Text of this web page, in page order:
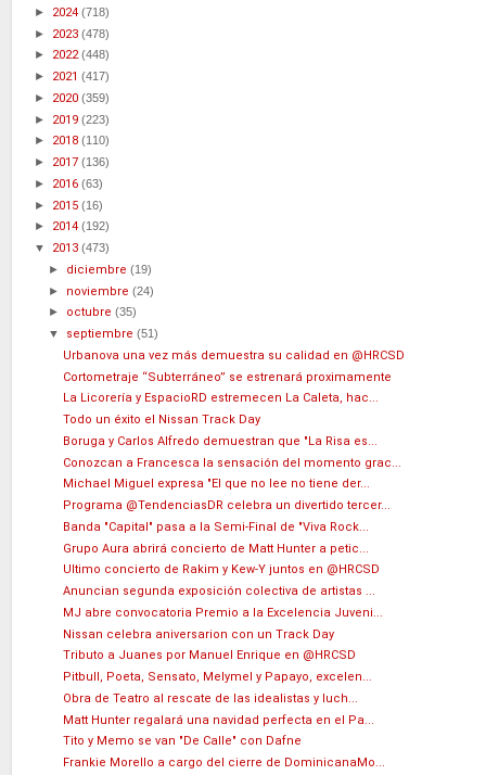
► 2024 (718)
► 2023 (478)
► 2022(448)
► 2021 (417)
► 2020 (359)
► 2019 (223)
► 2018 (110)
► 2017 (136)
► 2016 (63)
► 2015 (16)
► 2014 (192)
▼ 2013 (473)
► diciembre(19)
► noviembre(24)
► octubre(35)
▼ septiembre(51)
Urbanova una vez más demuestra su calidad en @HRCSD
Cortometraje “Subterráneo” se estrenará proximamente
La Licorería y EspacioRD estremecen La Caleta, hac...
Todo un éxito el Nissan Track Day
Boruga y Carlos Alfredo demuestran que "La Risa es...
Conozcan a Francesca la sensación del momento grac...
Michael Miguel expresa "El que no lee no tiene der...
Programa @TendenciasDR celebra un divertido tercer...
Banda "Capital" pasa a la Semi-Final de "Viva Rock...
Grupo Aura abrirá concierto de Matt Hunter a petic...
Ultimo concierto de Rakim y Kew-Y juntos en @HRCSD
Anuncian segunda exposición colectiva de artistas ...
MJ abre convocatoria Premio a la Excelencia Juveni...
Nissan celebra aniversarion con un Track Day
Tributo a Juanes por Manuel Enrique en @HRCSD
Pitbull, Poeta, Sensato, Melymel y Papayo, excelen...
Obra de Teatro al rescate de las idealistas y luch...
Matt Hunter regalará una navidad perfecta en el Pa...
Tito y Memo se van "De Calle" con Dafne
Frankie Morello a cargo del cierre de DominicanaMo...